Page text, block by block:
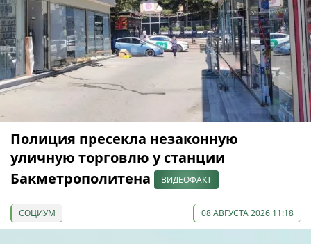
Полиция пресекла незаконную
уличную торговлю у станции
Бакметрополитена
ВИДЕОФАКТ
СОЦИУМ 08 АВГУСТА 2026 11:18